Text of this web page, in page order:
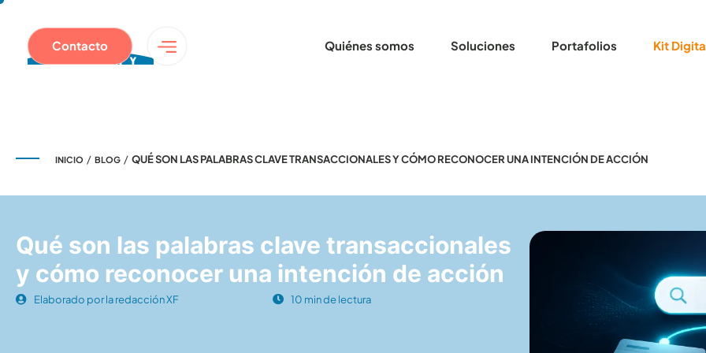
Quiénes somos Soluciones Portafolios Kit
Contacto
INICIO / BLOG / QUÉ SON LAS PALABRAS CLAVE TRANSACCIONALES Y CÓMO RECONOCER UNA INTENCIÓN DE ACCIÓN
Qué son las palabras clave transaccionales
y cómo reconocer una intención de acción
Elaborado por la redacción XF 10 min de lectura